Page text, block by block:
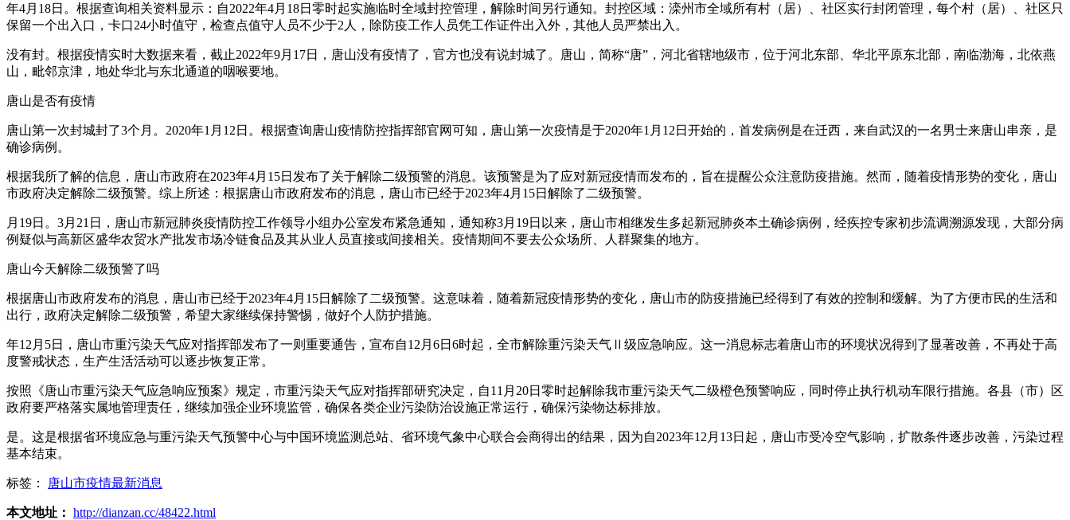
年4月18日。根据查询相关资料显示：自2022年4月18日零时起实施临时全域封控管理，解除时间另行通知。封控区域：滦州市全域所有村（居）、社区实行封闭管理，每个村（居）、社区只
保留一个出入口，卡口24小时值守，检查点值守人员不少于2人，除防疫工作人员凭工作证件出入外，其他人员严禁出入。
没有封。根据疫情实时大数据来看，截止2022年9月17日，唐山没有疫情了，官方也没有说封城了。唐山，简称“唐”，河北省辖地级市，位于河北东部、华北平原东北部，南临渤海，北依燕
山，毗邻京津，地处华北与东北通道的咽喉要地。
唐山是否有疫情
唐山第一次封城封了3个月。2020年1月12日。根据查询唐山疫情防控指挥部官网可知，唐山第一次疫情是于2020年1月12日开始的，首发病例是在迁西，来自武汉的一名男士来唐山串亲，是
确诊病例。
根据我所了解的信息，唐山市政府在2023年4月15日发布了关于解除二级预警的消息。该预警是为了应对新冠疫情而发布的，旨在提醒公众注意防疫措施。然而，随着疫情形势的变化，唐山
市政府决定解除二级预警。综上所述：根据唐山市政府发布的消息，唐山市已经于2023年4月15日解除了二级预警。
月19日。3月21日，唐山市新冠肺炎疫情防控工作领导小组办公室发布紧急通知，通知称3月19日以来，唐山市相继发生多起新冠肺炎本土确诊病例，经疾控专家初步流调溯源发现，大部分病
例疑似与高新区盛华农贸水产批发市场冷链食品及其从业人员直接或间接相关。疫情期间不要去公众场所、人群聚集的地方。
唐山今天解除二级预警了吗
根据唐山市政府发布的消息，唐山市已经于2023年4月15日解除了二级预警。这意味着，随着新冠疫情形势的变化，唐山市的防疫措施已经得到了有效的控制和缓解。为了方便市民的生活和
出行，政府决定解除二级预警，希望大家继续保持警惕，做好个人防护措施。
年12月5日，唐山市重污染天气应对指挥部发布了一则重要通告，宣布自12月6日6时起，全市解除重污染天气Ⅱ级应急响应。这一消息标志着唐山市的环境状况得到了显著改善，不再处于高
度警戒状态，生产生活活动可以逐步恢复正常。
按照《唐山市重污染天气应急响应预案》规定，市重污染天气应对指挥部研究决定，自11月20日零时起解除我市重污染天气二级橙色预警响应，同时停止执行机动车限行措施。各县（市）区
政府要严格落实属地管理责任，继续加强企业环境监管，确保各类企业污染防治设施正常运行，确保污染物达标排放。
是。这是根据省环境应急与重污染天气预警中心与中国环境监测总站、省环境气象中心联合会商得出的结果，因为自2023年12月13日起，唐山市受冷空气影响，扩散条件逐步改善，污染过程
基本结束。
标签： 唐山市疫情最新消息
本文地址： http://dianzan.cc/48422.html